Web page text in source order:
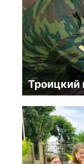
Троицкий